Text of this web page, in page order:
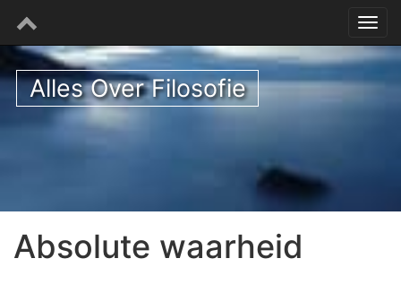
Alles Over Filosofie
Absolute waarheid